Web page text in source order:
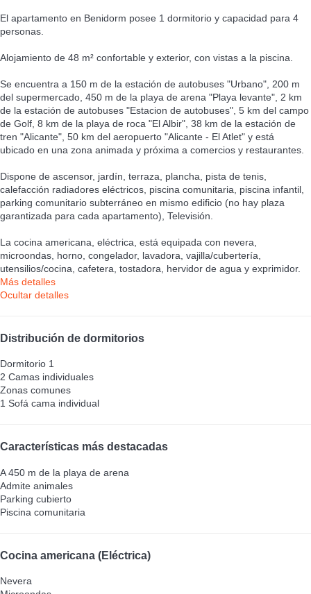
El apartamento en Benidorm posee 1 dormitorio y capacidad para 4
personas.
Alojamiento de 48 m² confortable y exterior, con vistas a la piscina.
Se encuentra a 150 m de la estación de autobuses "Urbano", 200 m
del supermercado, 450 m de la playa de arena "Playa levante", 2 km
de la estación de autobuses "Estacion de autobuses", 5 km del campo
de Golf, 8 km de la playa de roca "El Albir", 38 km de la estación de
tren "Alicante", 50 km del aeropuerto "Alicante - El Atlet" y está
ubicado en una zona animada y próxima a comercios y restaurantes.
Dispone de ascensor, jardín, terraza, plancha, pista de tenis,
calefacción radiadores eléctricos, piscina comunitaria, piscina infantil,
parking comunitario subterráneo en mismo edificio (no hay plaza
garantizada para cada apartamento), Televisión.
La cocina americana, eléctrica, está equipada con nevera,
microondas, horno, congelador, lavadora, vajilla/cubertería,
utensilios/cocina, cafetera, tostadora, hervidor de agua y exprimidor.
Más detalles
Ocultar detalles
Distribución de dormitorios
Dormitorio 1
2 Camas individuales
Zonas comunes
1 Sofá cama individual
Características más destacadas
A 450 m de la playa de arena
Admite animales
Parking cubierto
Piscina comunitaria
Cocina americana (Eléctrica)
Nevera